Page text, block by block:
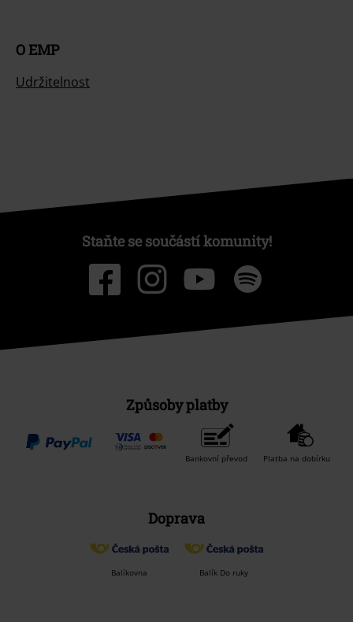
O EMP
Udržitelnost
Staňte se součástí komunity!
Způsoby platby
Bankovní převod Platba na dobírku
Doprava
Balíkovna Balík Do ruky